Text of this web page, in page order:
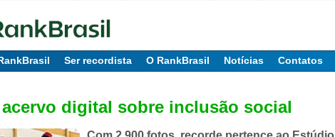
Ser recordista O RankBrasil Notícias Contatos
digital sobre inclusão social